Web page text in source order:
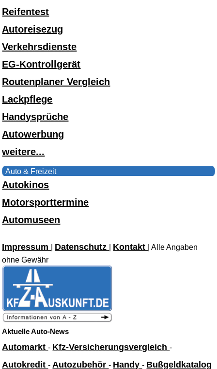
Reifentest
Autoreisezug
Verkehrsdienste
EG-Kontrollgerät
Routenplaner Vergleich
Lackpflege
Handysprüche
Autowerbung
weitere...
Auto & Freizeit
Autokinos
Motorsporttermine
Automuseen
Impressum Datenschutz Kontakt
| Alle Angaben
ohne Gewähr
Aktuelle Auto-News
Automarkt- Kfz-Versicherungsvergleich-
Autokredit- Autozubehör- Handy- Bußgeldkatalog